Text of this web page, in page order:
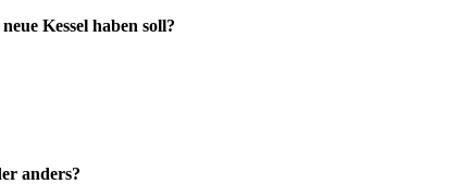
Kessel haben soll?
anders?